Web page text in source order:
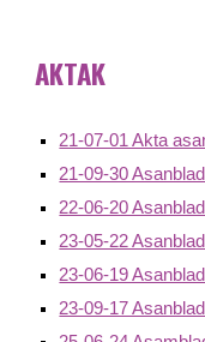
AKTAK
21-07-01 Akta
21-09-30
22-06-20
23-05-22
23-06-19
23-09-17